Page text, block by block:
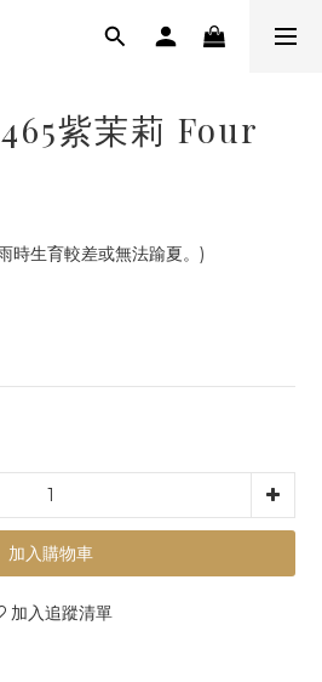
紫茉莉 Four
時生育較差或無法踰夏。)
加入購物車
加入追蹤清單